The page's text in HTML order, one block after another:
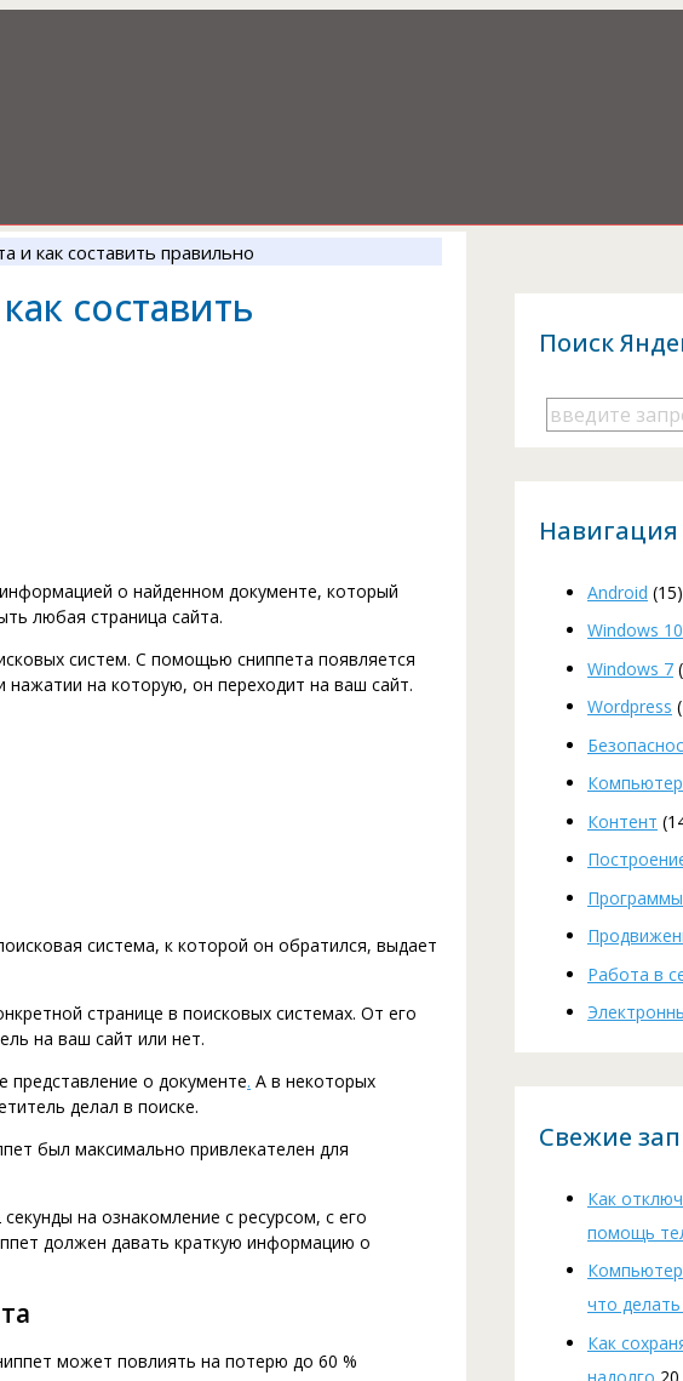
и как составить правильно
составить
о найденном документе, который
любая страница сайта.
систем. С помощью сниппета появляется
на которую, он переходит на ваш сайт.
система, к которой он обратился, выдает
странице в поисковых системах. От его
на ваш сайт или нет.
представление о документе. А в некоторых
делал в поиске.
был максимально привлекателен для
на ознакомление с ресурсом, с его
должен давать краткую информацию о
может повлиять на потерю до 60 %
Поиск
Android (15)
Windows 10
Windows 7
Wordpress
Контент
Работа в
Свежие
Как
помощь
что
Как
надолго